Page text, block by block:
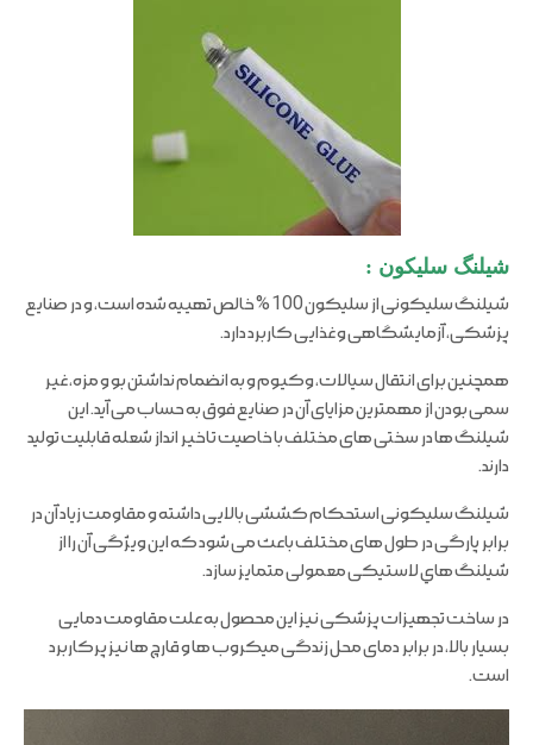
شیلنگ سلیکون :
شیلنگ سلیکونی از سلیکون 100 % خالص تهییه شده است، و در صنایع
پزشکی، آزمایشگاهی و غذایی کاربرد دارد.
همچنین برای انتقال سیالات، وکیوم و به انضمام نداشتن بو و مزه، غیر
سمی بودن از مهمترین مزایای آن در صنایع فوق به حساب می آید. این
شیلنگ ها در سختی های مختلف با خاصیت تاخیر انداز شعله قابلیت تولید
دارند.
شیلنگ سلیکونی استحکام کششی بالایی داشته و مقاومت زیاد آن در
برابر پارگی در طول های مختلف باعث می شود که این ویژگی آن را از
شیلنگ هاي لاستیکی معمولی متمایز سازد.
در ساخت تجهیزات پزشکی نیز این محصول به علت مقاومت دمایی
بسیار بالا، در برابر دمای محل زندگی میکروب ها و قارچ ها نیز پرکاربرد
است.